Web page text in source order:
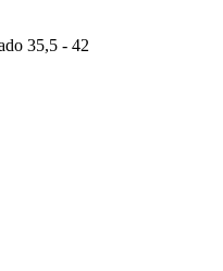
35,5 - 42